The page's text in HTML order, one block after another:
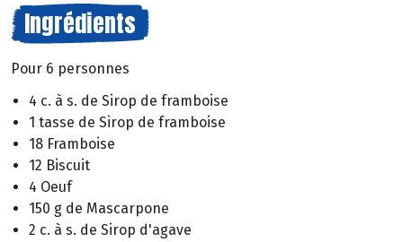
Ingrédients
Pour 6 personnes
4 c. à s. de Sirop de framboise
1 tasse de Sirop de framboise
18 Framboise
12 Biscuit
4 Oeuf
150 g de Mascarpone
2 c. à s. de Sirop d'agave